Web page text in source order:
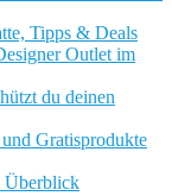
Tipps & Deals
Outlet im
du deinen
Gratisprodukte
Überblick